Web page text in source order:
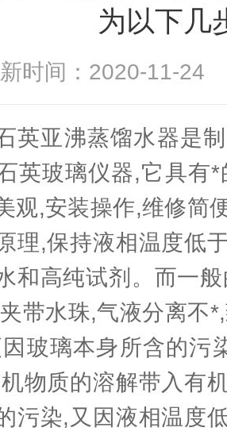
为以下几
时间：2020-11-
亚沸蒸馏水器是制
英玻璃仪器,它具有
观,安装操作,维修简
理,保持液相温度低
和高纯试剂。而一
带水珠,气液分离不
玻璃本身所含的污
物质的溶解带入有
污染,又因液相温度